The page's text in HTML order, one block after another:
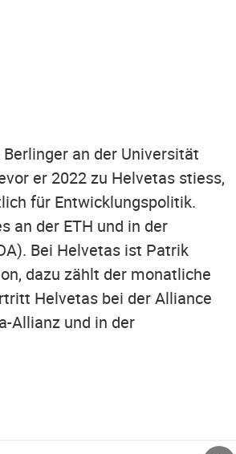
an der Universität
er 2022 zu Helvetas stiess,
für Entwicklungspolitik.
an der ETH und in der
Bei Helvetas ist Patrik
dazu zählt der monatliche
Helvetas bei der Alliance
Allianz und in der